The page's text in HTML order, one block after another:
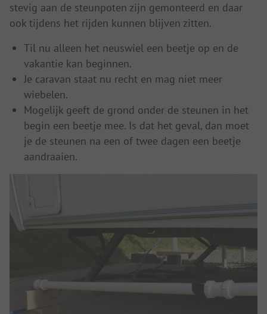
stevig aan de steunpoten zijn gemonteerd en daar
ook tijdens het rijden kunnen blijven zitten.
Til nu alleen het neuswiel een beetje op en de
vakantie kan beginnen.
Je caravan staat nu recht en mag niet meer
wiebelen.
Mogelijk geeft de grond onder de steunen in het
begin een beetje mee. Is dat het geval, dan moet
je de steunen na een of twee dagen een beetje
aandraaien.